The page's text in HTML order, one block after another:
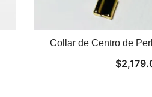
Collar de Centro de
$